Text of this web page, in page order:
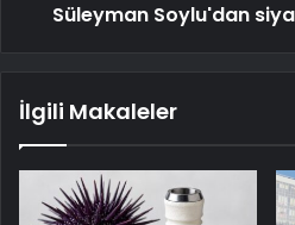
Süleyman Soylu'dan
İlgili Makaleler